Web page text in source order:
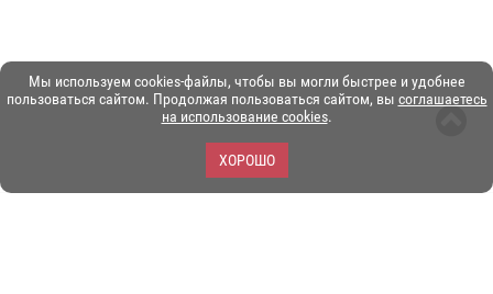
Мы используем cookies-файлы, чтобы вы могли быстрее и удобнее
пользоваться сайтом. Продолжая пользоваться сайтом, вы соглашаетесь
на использование cookies.
ХОРОШО